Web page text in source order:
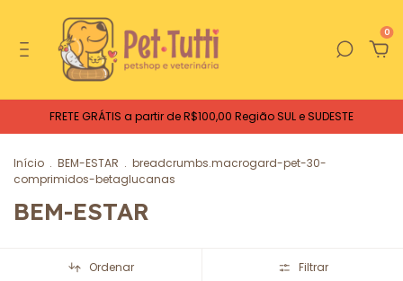
0
FRETE GRÁTIS a partir de R$100,00 Região SUL e SUDESTE
Início . BEM-ESTAR . breadcrumbs.macrogard-pet-30-
comprimidos-betaglucanas
BEM-ESTAR
Ordenar Filtrar